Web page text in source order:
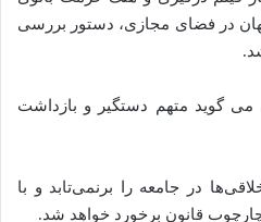
در فضای مجازی، دستور بررسی
گوید متهم دستگیر و بازداشت
در جامعه را برنمی‌تابد و با
قانون برخورد خواهد شد.